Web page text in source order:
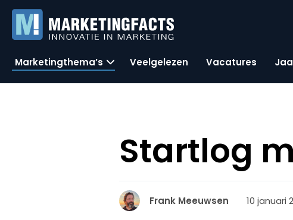
Marketingthema’s Veelgelezen Vacatures
Startlog
Frank Meeuwsen 10 januari